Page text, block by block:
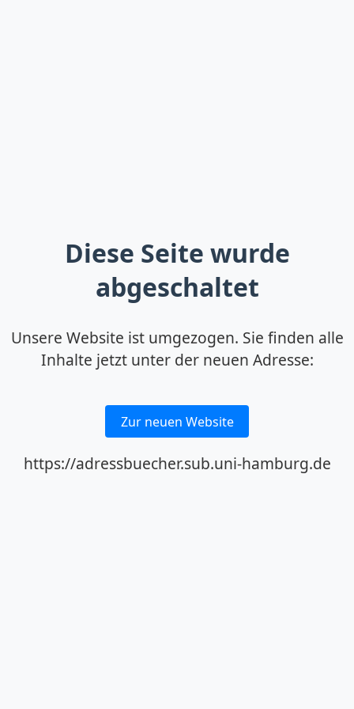
Diese Seite wurde
abgeschaltet
Unsere Website ist umgezogen. Sie finden alle
Inhalte jetzt unter der neuen Adresse:
Zur neuen Website
https://adressbuecher.sub.uni-hamburg.de